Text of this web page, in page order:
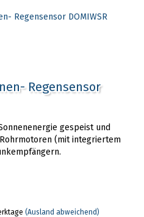
Regensensor
gespeist und
(mit integriertem
(Ausland abweichend)